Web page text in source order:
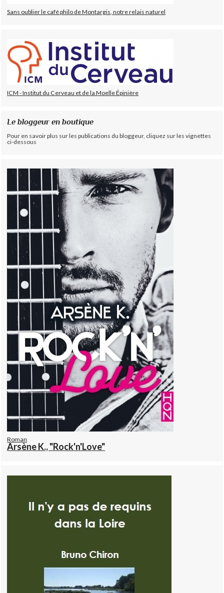
Sans oublier le café philo de Montargis, notre relais naturel
ICM - Institut du Cerveau et de la Moelle Épinière
Le bloggeur en boutique
Pour en savoir plus sur les publications du bloggeur, cliquez sur les vignettes
ci-dessous
Roman
Arsène K., "Rock'n'Love"